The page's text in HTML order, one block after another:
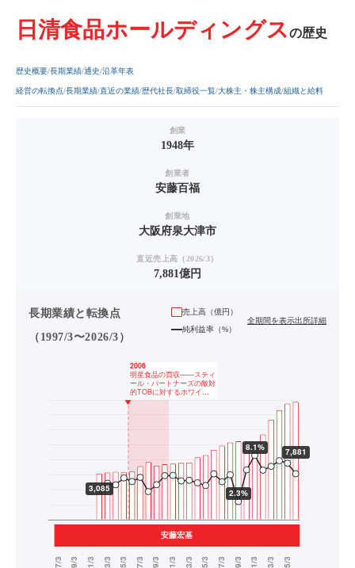
日清食品ホールディングスの歴史
歴史概要 長期業績 通史 沿革年表
経営の転換点 長期業績 直近の業績 歴代社長 取締役一覧 大株主・株主構成 組織と給料
創業
1948年
創業者
安藤百福
創業地
大阪府泉大津市
直近売上高（2026/3）
7,881億円
長期業績と転換点
（1997/3〜2026/3）
売上高（億円）
純利益率（%）
全期間を表示出所詳細